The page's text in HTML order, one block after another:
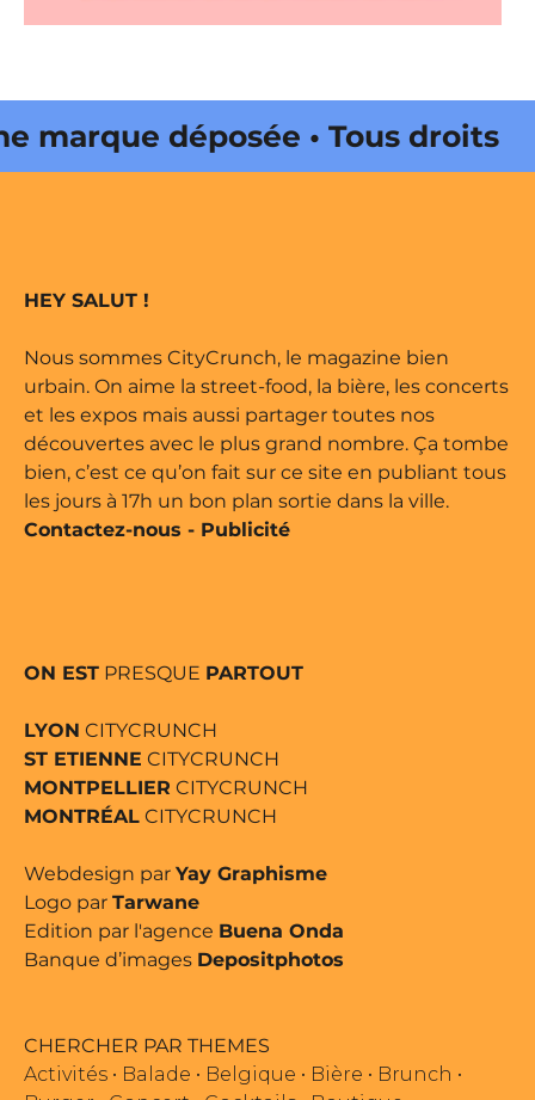
déposée • Tous droits
édité par Buena Onda Web •
HEY SALUT !
Nous sommes CityCrunch, le magazine bien
urbain. On aime la street-food, la bière, les concerts
et les expos mais aussi partager toutes nos
découvertes avec le plus grand nombre. Ça tombe
bien, c’est ce qu’on fait sur ce site en publiant tous
les jours à 17h un bon plan sortie dans la ville.
Contactez-nous - Publicité
ON EST PRESQUE PARTOUT
LYON CITYCRUNCH
ST ETIENNE CITYCRUNCH
MONTPELLIER CITYCRUNCH
MONTRÉAL CITYCRUNCH
Webdesign par Yay Graphisme
Logo par Tarwane
Edition par l'agence Buena Onda
Banque d’images Depositphotos
CHERCHER PAR THEMES
Activités • Balade • Belgique • Bière • Brunch •